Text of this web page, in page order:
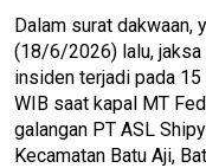
Dalam surat dakwaan,
(18/6/2026) lalu, jaksa
insiden terjadi pada
WIB saat kapal MT
galangan PT ASL
Kecamatan Batu Aji,